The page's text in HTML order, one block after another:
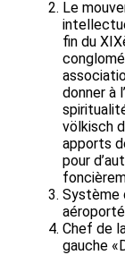
Le
fin du
donner à
völkisch
apports
pour
Système
aéroporté
Chef de
gauche